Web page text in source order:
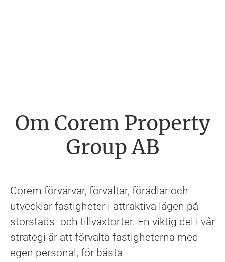
Om Corem Property
Group AB
Corem förvärvar, förvaltar, förädlar och
utvecklar fastigheter i attraktiva lägen på
storstads- och tillväxtorter. En viktig del i vår
strategi är att förvalta fastigheterna med
egen personal, för bästa